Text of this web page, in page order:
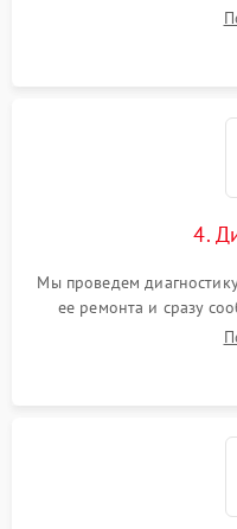
4.
Мы проведем
ее ремонта и сразу